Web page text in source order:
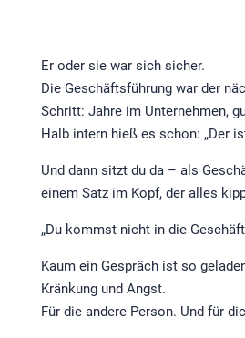
Er oder sie war sich sicher.
Die Geschäftsführung war der
Schritt: Jahre im Unternehmen,
Halb intern hieß es schon: „Der
Und dann sitzt du da – als
einem Satz im Kopf, der alles
„Du kommst nicht in die
Kaum ein Gespräch ist so
Kränkung und Angst.
Für die andere Person. Und für